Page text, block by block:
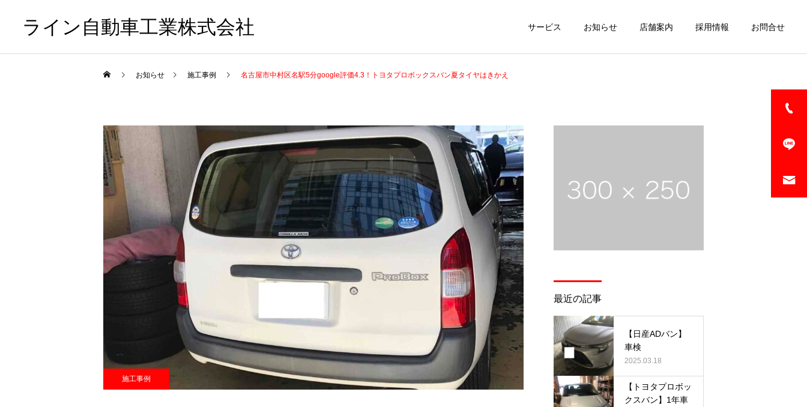
ライン自動車工業株式会社 サービス お知らせ 店舗案内 採用情報 お問合せ
お知らせ 施工事例 名古屋市中村区名駅5分google評価4.3！トヨタプロボックスバン夏タイヤはきかえ
施工事例
最近の記事
【日産ADバン】
車検
2025.03.18
【トヨタプロボッ
クスバン】1年車